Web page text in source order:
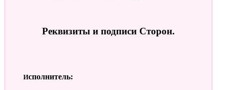
Реквизиты и подписи Сторон.
Исполнитель: